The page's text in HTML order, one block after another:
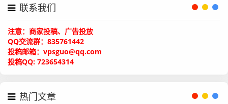
联系我们
注意：商家投稿、广告投放
QQ交流群：835761442
投稿邮箱：vpsguo@qq.com
投稿QQ: 723654314
热门文章